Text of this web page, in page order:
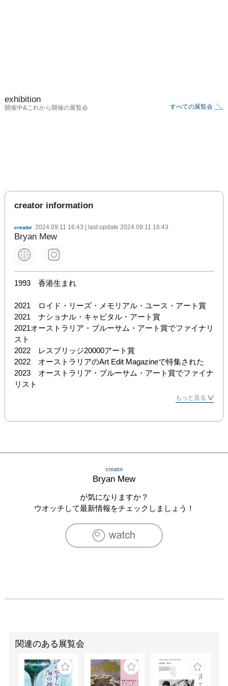
exhibition
開催中&これから開催の展覧会 すべての展覧会
creator information
creator 2024.09.11 16:43 | last update 2024.09.11 16:43
Bryan Mew
1993　香港生まれ
2021　ロイド・リーズ・メモリアル・ユース・アート賞
2021　ナショナル・キャピタル・アート賞
2021オーストラリア・ブルーサム・アート賞でファイナリ
スト
2022　レスブリッジ20000アート賞
2022　オーストラリアのArt Edit Magazineで特集された
2023　オーストラリア・ブルーサム・アート賞でファイナ
リスト
もっと見る
creator
Bryan Mew
が気になりますか？
ウオッチして最新情報をチェックしましょう！
関連のある展覧会